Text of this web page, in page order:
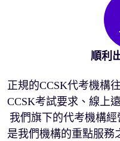
順利
正規的CCSK代考機構
CCSK考試要求、線上
我們旗下的代考機構
是我們機構的重點服務